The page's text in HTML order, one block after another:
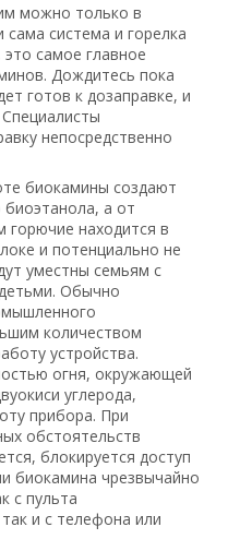
можно только в
система и горелка
самое главное
Дождитесь пока
готов к дозаправке, и
непосредственно
биокамины создают
а от
горючие находится в
и потенциально не
уместны семьям с
Обычно
количеством
устройства.
огня, окружающей
углерода,
прибора. При
обстоятельств
блокируется доступ
биокамина чрезвычайно
с пульта
и с телефона или